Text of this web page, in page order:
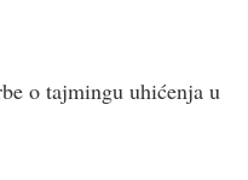
o tajmingu uhićenja u